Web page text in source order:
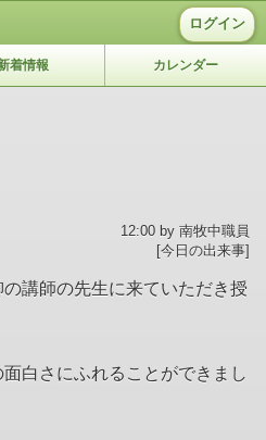
ログイン
着情報 カレンダー
12:00 by 南牧中職員
[今日の出来事]
講師の先生に来ていただき授
白さにふれることができまし